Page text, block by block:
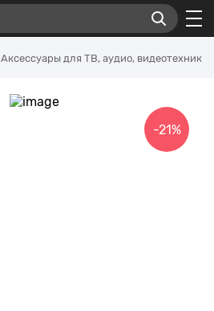
Аксессуары для ТВ, аудио, видеотехники
-21%